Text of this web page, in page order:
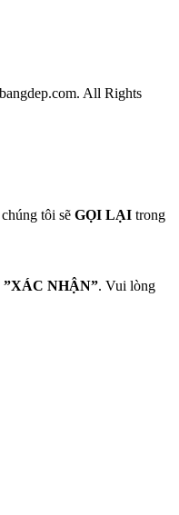
All Rights
tôi sẽ GỌI LẠI trong
”XÁC NHẬN”. Vui lòng